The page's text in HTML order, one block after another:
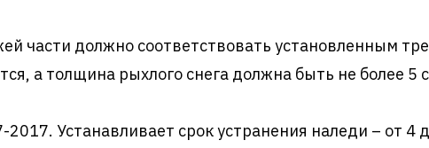
части должно соответствовать установленным
а толщина рыхлого снега должна быть не более 5
Устанавливает срок устранения наледи – от 4